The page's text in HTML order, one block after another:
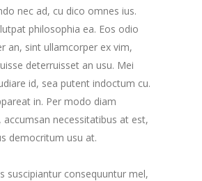
nec ad, cu dico omnes ius.
philosophia ea. Eos odio
an, sint ullamcorper ex vim,
deterruisset an usu. Mei
id, sea putent indoctum cu.
in. Per modo diam
necessitatibus at est,
democritum usu at.
suscipiantur consequuntur mel,